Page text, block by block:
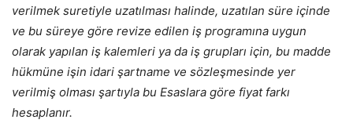
verilmek suretiyle uzatılması halinde, uzatılan süre içinde
ve bu süreye göre revize edilen iş programına uygun
olarak yapılan iş kalemleri ya da iş grupları için, bu madde
hükmüne işin idari şartname ve sözleşmesinde yer
verilmiş olması şartıyla bu Esaslara göre fiyat farkı
hesaplanır.